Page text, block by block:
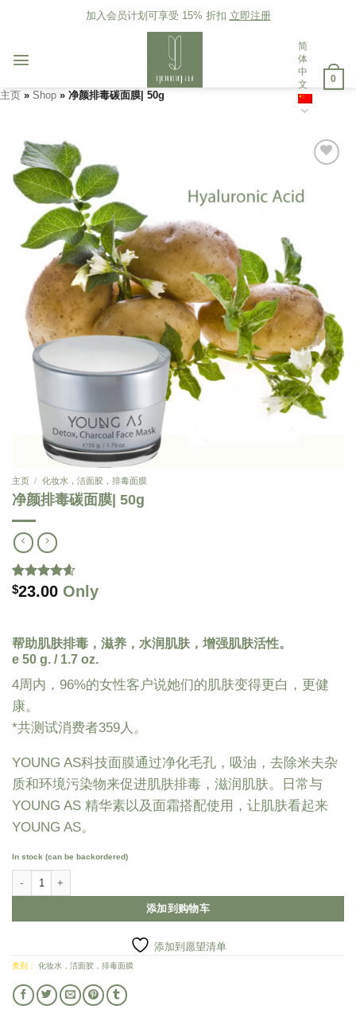
加入会员计划可享受 15% 折扣 立即注册
简
体
中
文
0
主页 » Shop » 净颜排毒碳面膜| 50g
主页 / 化妆水，洁面胶，排毒面膜
净颜排毒碳面膜| 50g
Rated4.54
46
ratings
$23.00 Only
帮助肌肤排毒，滋养，水润肌肤，增强肌肤活性。
e 50 g. / 1.7 oz.
4周内，96%的女性客户说她们的肌肤变得更白，更健
康。
*共测试消费者359人 。
YOUNG AS科技面膜通过净化毛孔，吸油，去除米夫杂
质和环境污染物来促进肌肤排毒，滋润肌肤。日常与
YOUNG AS 精华素以及面霜搭配使用，让肌肤看起来
YOUNG AS。
In stock (can be backordered)
添加到购物车
添加到愿望清单
类别： 化妆水，洁面胶，排毒面膜